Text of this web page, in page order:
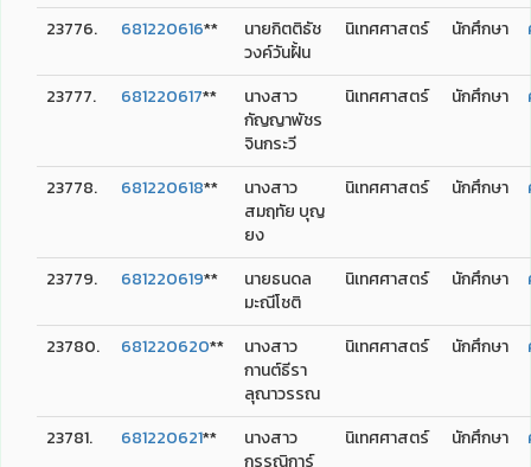
23776. 681220616**
นายกิตติธัช
วงค์วันฝั้น
นิเทศศาสตร์ นักศึกษา
23777. 681220617**
นางสาว
กัญญาพัชร
จินกระวี
นิเทศศาสตร์ นักศึกษา
23778. 681220618**
นางสาว
สมฤทัย บุญ
ยง
นิเทศศาสตร์ นักศึกษา
23779. 681220619**
นายธนดล
มะณีโชติ
นิเทศศาสตร์ นักศึกษา
23780. 681220620**
นางสาว
กานต์ธีรา
ลุณาวรรณ
นิเทศศาสตร์ นักศึกษา
23781. 681220621**
นางสาว
กรรณิการ์
นิเทศศาสตร์ นักศึกษา